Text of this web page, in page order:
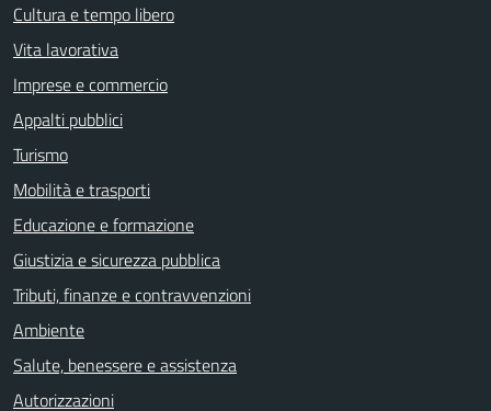
Cultura e tempo libero
Vita lavorativa
Imprese e commercio
Appalti pubblici
Turismo
Mobilità e trasporti
Educazione e formazione
Giustizia e sicurezza pubblica
Tributi, finanze e contravvenzioni
Ambiente
Salute, benessere e assistenza
Autorizzazioni